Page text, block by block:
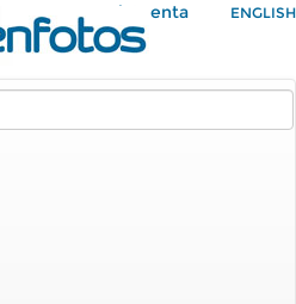
Mi Cuenta ENGLISH